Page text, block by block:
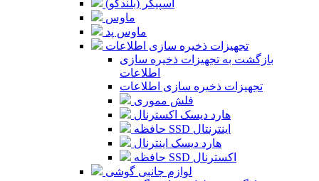
اسپیکر (بلندگو)
ماوس
ماوس پد
تجهیزات ذخیره سازی اطلاعات
بازگشت به تجهیزات ذخیره سازی
اطلاعات
تجهیزات ذخیره سازی اطلاعات
فلش مموری
هارد دیسک اکسترنال
حافظه SSD اینترنتال
هارد دیسک اینترنال
حافظه SSD اکسترنال
لوازم جانبی گوشی